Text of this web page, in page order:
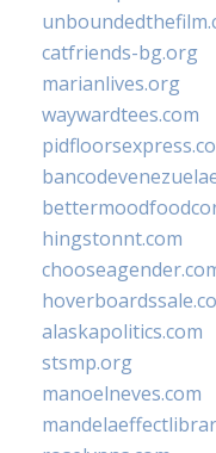
catfriends-bg.org
marianlives.org
waywardtees.com
hingstonnt.com
alaskapolitics.com
stsmp.org
manoelneves.com